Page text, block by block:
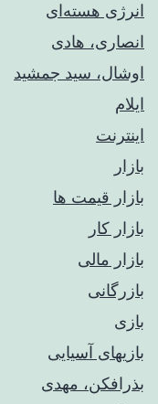
انرژی هسته‌ای
انصاری، هادی
اوشال، سید جمشید
ایلام
اینترنت
بازار
بازار قیمت ها
بازار کار
بازار مالی
بازرگانی
بازی
بازیهای آسیایی
بذرافکن، مهدی